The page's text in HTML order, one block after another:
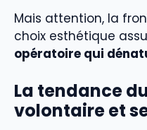
Mais attention, la
choix esthétique
opératoire qui
La tendance
volontaire et